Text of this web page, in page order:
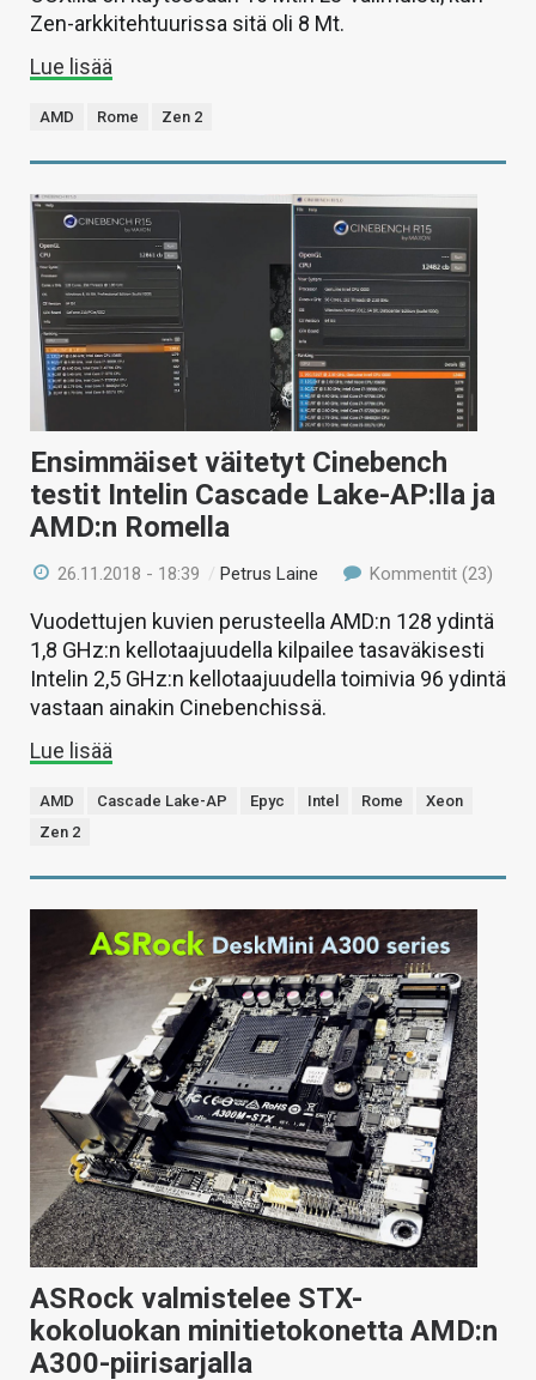
Zen-arkkitehtuurissa sitä oli 8 Mt.
Lue lisää
AMD Rome Zen 2
Ensimmäiset väitetyt Cinebench
testit Intelin Cascade Lake-AP:lla ja
AMD:n Romella
26.11.2018 - 18:39 /Petrus Laine Kommentit (23)
Vuodettujen kuvien perusteella AMD:n 128 ydintä
1,8 GHz:n kellotaajuudella kilpailee tasaväkisesti
Intelin 2,5 GHz:n kellotaajuudella toimivia 96 ydintä
vastaan ainakin Cinebenchissä.
Lue lisää
AMD Cascade Lake-AP Epyc Intel Rome
Xeon
Zen 2
ASRock valmistelee STX-
kokoluokan minitietokonetta AMD:n
A300-piirisarjalla